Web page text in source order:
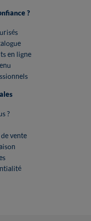
?
en ligne
?
vente